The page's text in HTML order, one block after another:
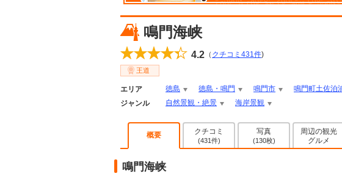
鳴門海峡
4.2 （ クチコミ 431件)
王道
エリア 徳島 徳島・鳴門 鳴門市
鳴門町土佐泊
ジャンル
自然景観・絶景 海岸景観
概要 クチコミ
(431件)
写真
(130枚)
周辺の観光
グルメ
鳴門海峡